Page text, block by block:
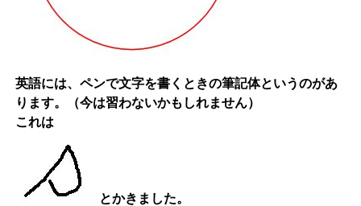
英語には、ペンで文字を書くときの筆記体というのがあ
ります。（今は習わないかもしれません）
これは
とかきました。